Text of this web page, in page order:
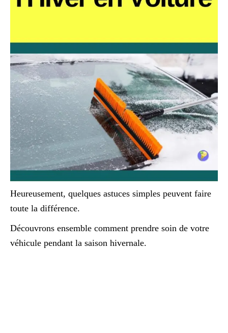
Heureusement, quelques astuces simples peuvent faire
toute la différence.
Découvrons ensemble comment prendre soin de votre
véhicule pendant la saison hivernale.